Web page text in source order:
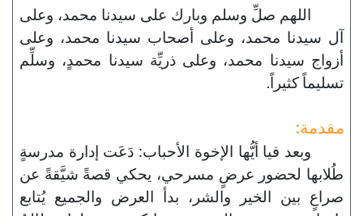
اللهم صلِّ وسلم وبارك على سيدنا محمد، وعلى
آل سيدنا محمد، وعلى أصحاب سيدنا محمد، وعلى
أزواج سيدنا محمد، وعلى ذريِّة سيدنا محمدٍ، وسلِّم
تسليماً كثيراً.
مقدمة:
وبعد فيا أيُّها الإخوة الأحباب: دَعَت إدارة مدرسةٍ
طُلابها لحضور عرضٍ مسرحي، يحكي قصةً شيَّقةً عن
صراعٍ بين الخير والشر، بدأ العرض والجميع يُتابع